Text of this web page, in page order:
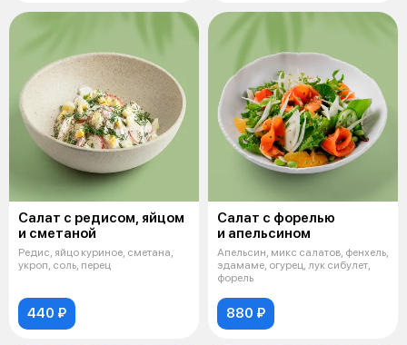
Салат с редисом, яйцом
и сметаной
Редис, яйцо куриное, сметана,
укроп, соль, перец
440 ₽
Салат с форелью
и апельсином
Апельсин, микс салатов, фенхель,
эдамаме, огурец, лук сибулет,
форель
880 ₽